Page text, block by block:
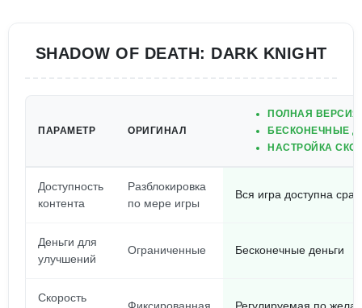
SHADOW OF DEATH: DARK KNIGHT
ПАРАМЕТР ОРИГИНАЛ
ПОЛНАЯ ВЕРСИЯ
БЕСКОНЕЧНЫЕ
НАСТРОЙКА
Доступность
контента
Разблокировка
по мере игры
Вся игра доступна
Деньги для
улучшений
Ограниченные Бесконечные деньги
Скорость